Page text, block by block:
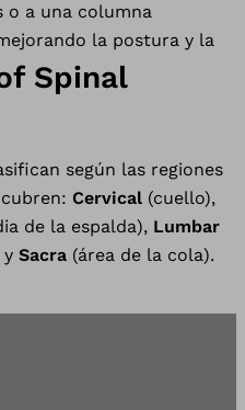
o a una columna
la postura y la
Spinal
según las regiones
Cervical (cuello),
de la espalda), Lumbar
y Sacra (área de la cola).